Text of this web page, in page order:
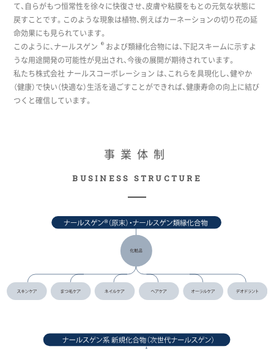
て、自らがもつ恒常性を徐々に快復させ、皮膚や粘膜をもとの元気な状態に
戻すことです。このような現象は植物、例えばカーネーションの切り花の延
命効果にも見られています。
このように、ナールスゲン
® および類縁化合物には、下記スキームに示すよ
うな用途開発の可能性が見出され、今後の展開が期待されています。
私たち株式会社 ナールスコーポレーション は、これらを具現化し、健やか
（健康）で快い（快適な）生活を過ごすことができれば、健康寿命の向上に結び
つくと確信しています。
事業体制
BUSINESS STRUCTURE